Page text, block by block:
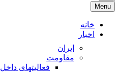
Menu
خانه
اخبار
ایران
مقاومت
فعالیتهای داخل